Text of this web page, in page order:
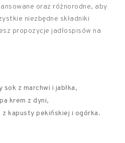
oraz różnorodne, aby
niezbędne składniki
propozycje jadłospisów na
sok z marchwi i jabłka,
krem z dyni,
z kapusty pekińskiej i ogórka.